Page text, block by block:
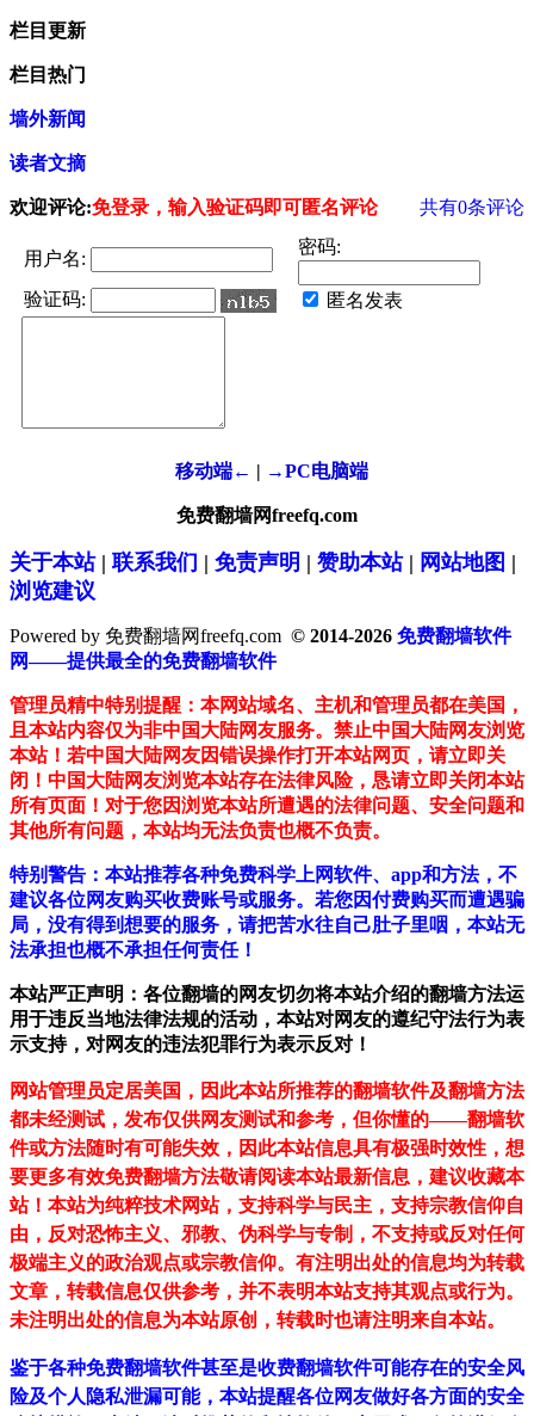
栏目更新
栏目热门
墙外新闻
读者文摘
欢迎评论:免登录，输入验证码即可匿名评论 共有0条评论
用户名:
密码:
验证码: 匿名发表
移动端← | →PC电脑端
免费翻墙网freefq.com
关于本站| 联系我们 | 免责声明 | 赞助本站| 网站地图 |
浏览建议
Powered by 免费翻墙网freefq.com © 2014-2026 免费翻墙软件
网——提供最全的免费翻墙软件
管理员精中特别提醒：本网站域名、主机和管理员都在美国，
且本站内容仅为非中国大陆网友服务。禁止中国大陆网友浏览
本站！若中国大陆网友因错误操作打开本站网页，请立即关
闭！中国大陆网友浏览本站存在法律风险，恳请立即关闭本站
所有页面！对于您因浏览本站所遭遇的法律问题、安全问题和
其他所有问题，本站均无法负责也概不负责。
特别警告：本站推荐各种免费科学上网软件、app和方法，不
建议各位网友购买收费账号或服务。若您因付费购买而遭遇骗
局，没有得到想要的服务，请把苦水往自己肚子里咽，本站无
法承担也概不承担任何责任！
本站严正声明：各位翻墙的网友切勿将本站介绍的翻墙方法运
用于违反当地法律法规的活动，本站对网友的遵纪守法行为表
示支持，对网友的违法犯罪行为表示反对！
网站管理员定居美国，因此本站所推荐的翻墙软件及翻墙方法
都未经测试，发布仅供网友测试和参考，但你懂的——翻墙软
件或方法随时有可能失效，因此本站信息具有极强时效性，想
要更多有效免费翻墙方法敬请阅读本站最新信息，建议收藏本
站！ 本站为纯粹技术网站，支持科学与民主，支持宗教信仰自
由，反对恐怖主义、邪教、伪科学与专制，不支持或反对任何
极端主义的政治观点或宗教信仰。有注明出处的信息均为转载
文章，转载信息仅供参考，并不表明本站支持其观点或行为。
未注明出处的信息为本站原创，转载时也请注明来自本站。
鉴于各种免费翻墙软件甚至是收费翻墙软件可能存在的安全风
险及个人隐私泄漏可能，本站提醒各位网友做好各方面的安全